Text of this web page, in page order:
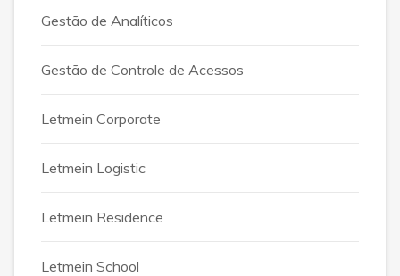
Gestão de Analíticos
Gestão de Controle de Acessos
Letmein Corporate
Letmein Logistic
Letmein Residence
Letmein School